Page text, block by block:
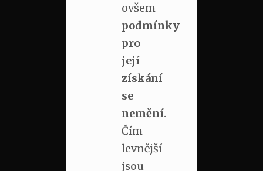
ovšem
podmínky
pro
její
získání
se
nemění.
Čím
levnější
jsou